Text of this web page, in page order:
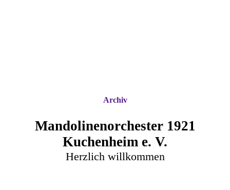
Mandolinenorchester 1921
Kuchenheim e. V.
Herzlich willkommen
Archiv